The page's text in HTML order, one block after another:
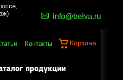
info@belva.ru
Контакты Корзина
продукции